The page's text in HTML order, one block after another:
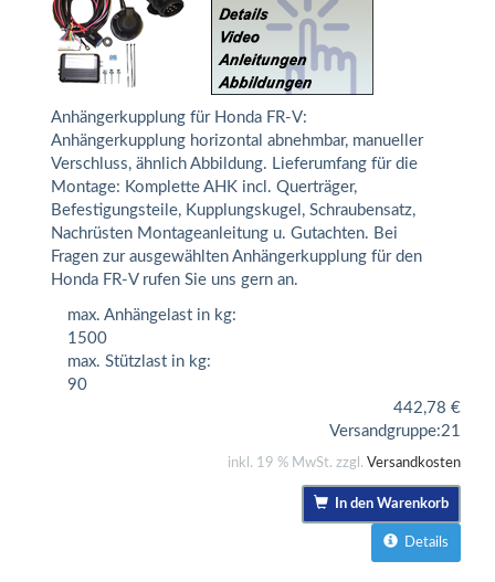
Anhängerkupplung für Honda FR-V:
Anhängerkupplung horizontal abnehmbar, manueller
Verschluss, ähnlich Abbildung. Lieferumfang für die
Montage: Komplette AHK incl. Querträger,
Befestigungsteile, Kupplungskugel, Schraubensatz,
Nachrüsten Montageanleitung u. Gutachten. Bei
Fragen zur ausgewählten Anhängerkupplung für den
Honda FR-V rufen Sie uns gern an.
max. Anhängelast in kg:
1500
max. Stützlast in kg:
90
442,78 €
Versandgruppe:21
inkl. 19 % MwSt. zzgl. Versandkosten
In den Warenkorb
Details